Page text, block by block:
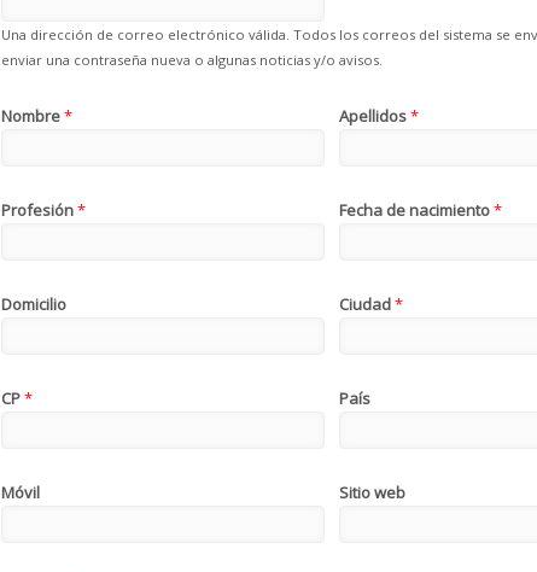
Una dirección de correo electrónico válida. Todos los correos del sistema se
enviar una contraseña nueva o algunas noticias y/o avisos.
Nombre* Apellidos*
Profesión* Fecha de nacimiento*
Domicilio Ciudad*
CP* País
Móvil Sitio web